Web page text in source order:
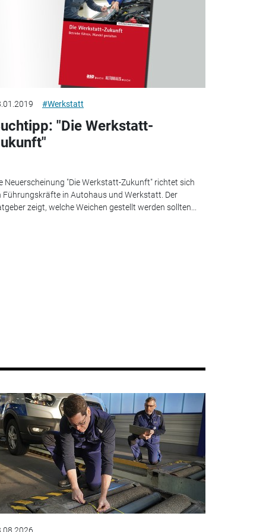
#Werkstatt
"Die Werkstatt-
Neuerscheinung "Die Werkstatt-Zukunft" richtet sich
Führungskräfte in Autohaus und Werkstatt. Der
zeigt, welche Weichen gestellt werden sollten...